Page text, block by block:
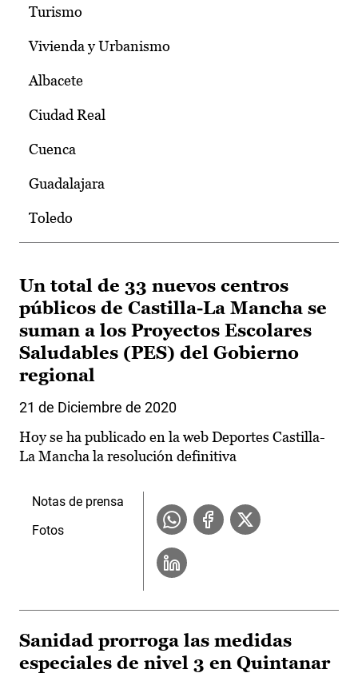
Turismo
Vivienda y Urbanismo
Albacete
Ciudad Real
Cuenca
Guadalajara
Toledo
Un total de 33 nuevos centros
públicos de Castilla-La Mancha se
suman a los Proyectos Escolares
Saludables (PES) del Gobierno
regional
21 de Diciembre de 2020
Hoy se ha publicado en la web Deportes Castilla-
La Mancha la resolución definitiva
Notas de prensa
Fotos
Sanidad prorroga las medidas
especiales de nivel 3 en Quintanar